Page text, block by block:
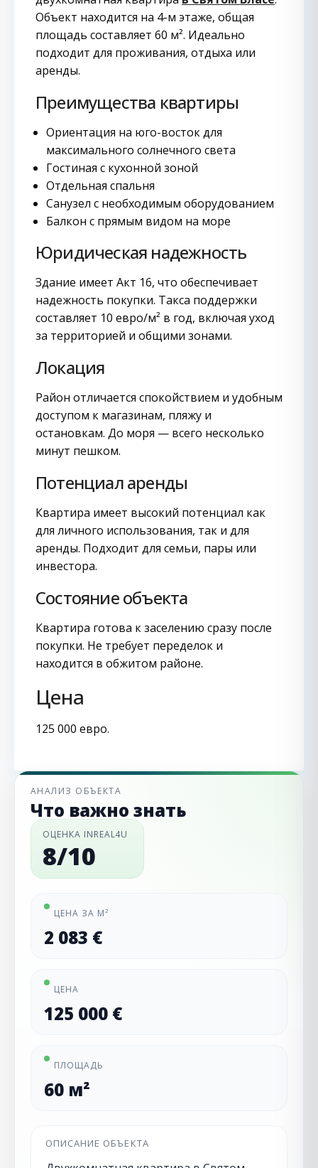
Объект находится на 4-м этаже, общая
площадь составляет 60 м². Идеально
подходит для проживания, отдыха или
аренды.
Преимущества квартиры
Ориентация на юго-восток для
максимального солнечного света
Гостиная с кухонной зоной
Отдельная спальня
Санузел с необходимым оборудованием
Балкон с прямым видом на море
Юридическая надежность
Здание имеет Акт 16, что обеспечивает
надежность покупки. Такса поддержки
составляет 10 евро/м² в год, включая уход
за территорией и общими зонами.
Локация
Район отличается спокойствием и удобным
доступом к магазинам, пляжу и
остановкам. До моря — всего несколько
минут пешком.
Потенциал аренды
Квартира имеет высокий потенциал как
для личного использования, так и для
аренды. Подходит для семьи, пары или
инвестора.
Состояние объекта
Квартира готова к заселению сразу после
покупки. Не требует переделок и
находится в обжитом районе.
Цена
125 000 евро.
АНАЛИЗ ОБЪЕКТА
Что важно знать
ОЦЕНКА INREAL4U
8/10
ЦЕНА ЗА М²
2 083 €
ЦЕНА
125 000 €
ПЛОЩАДЬ
60 м²
ОПИСАНИЕ ОБЪЕКТА